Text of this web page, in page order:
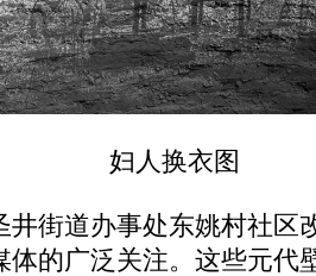
妇人换衣图
街道办事处东姚村社区
体的广泛关注。这些元代